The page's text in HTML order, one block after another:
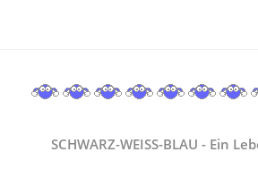
SCHWARZ-WEISS-BLAU - Ein